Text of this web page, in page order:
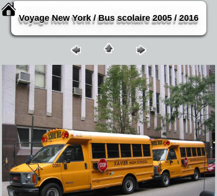
Voyage New York / Bus scolaire 2005 / 2016